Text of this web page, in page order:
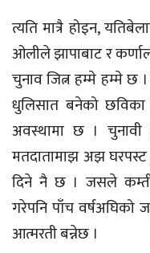
त्यति मात्रै होइन,
ओलीले झापाबाट र
चुनाव जित्न हम्मे हम्मे छ
धुलिसात बनेको
अवस्थामा छ ।
मतदातामाझ अझ
दिने नै छ । जसले
गरेपनि पाँच वर्षअघिको
आत्मरती बन्नेछ ।